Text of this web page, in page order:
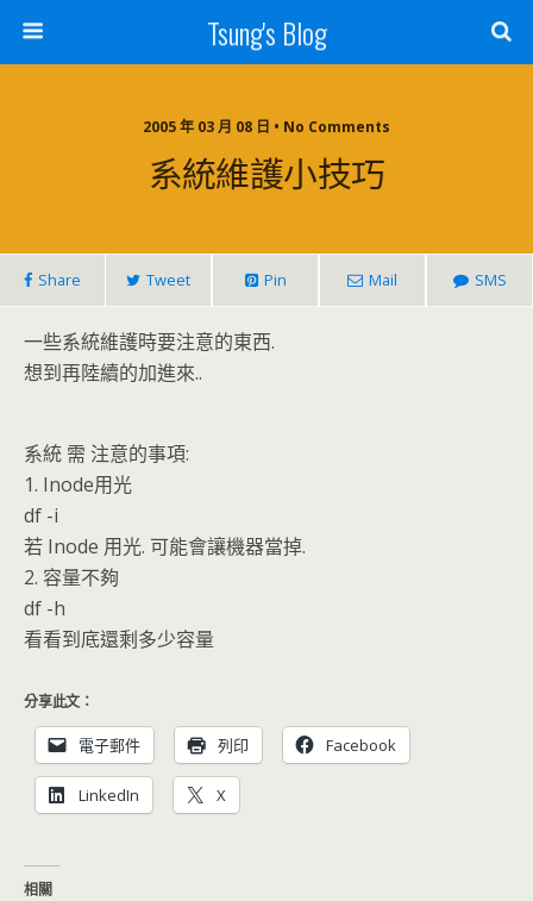
Tsung's Blog
2005 年 03 月 08 日 • No Comments
系統維護小技巧
Share Tweet Pin Mail SMS
一些系統維護時要注意的東西.
想到再陸續的加進來..
系統 需 注意的事項:
1. Inode用光
df -i
若 Inode 用光. 可能會讓機器當掉.
2. 容量不夠
df -h
看看到底還剩多少容量
分享此文：
電子郵件 列印 Facebook
LinkedIn X
相關